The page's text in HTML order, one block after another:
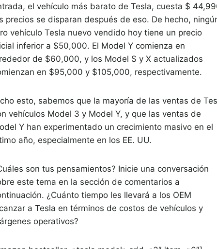
el vehículo más barato de Tesla, cuesta $
precios se disparan después de eso. De hecho,
vehículo Tesla nuevo vendido hoy tiene un precio
inferior a $50,000. El Model Y comienza en
de $60,000, y los Model S y X actualizados
en $95,000 y $105,000, respectivamente.
esto, sabemos que la mayoría de las ventas de
vehículos Model 3 y Model Y, y que las ventas de
Y han experimentado un crecimiento masivo en el
año, especialmente en los EE. UU.
son tus pensamientos? Inicie una conversación
este tema en la sección de comentarios a
¿Cuánto tiempo les llevará a los OEM
a Tesla en términos de costos de vehículos y
operativos?